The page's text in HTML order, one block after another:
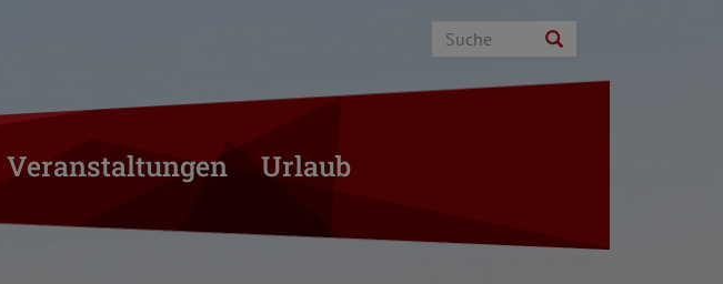
Veranstaltungen Urlaub